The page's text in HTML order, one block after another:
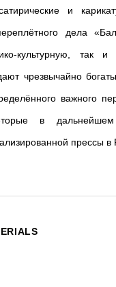
и
дела
культурную, так и
чрезвычайно
важного
в
прессы в